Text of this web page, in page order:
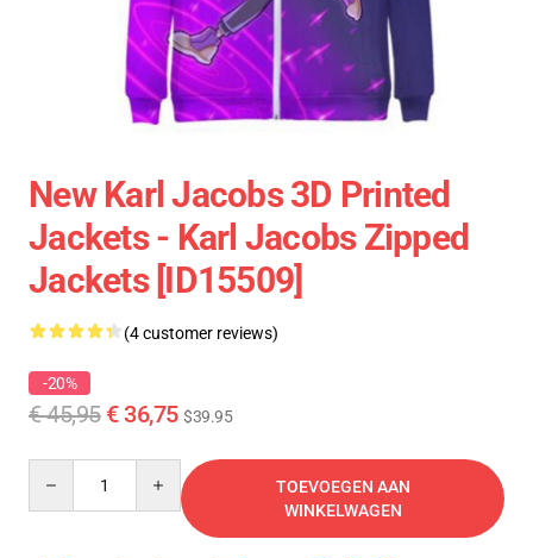
New Karl Jacobs 3D Printed
Jackets - Karl Jacobs Zipped
Jackets [ID15509]
(4 customer reviews)
-20%
€ 45,95 € 36,75 $39.95
TOEVOEGEN AAN
WINKELWAGEN